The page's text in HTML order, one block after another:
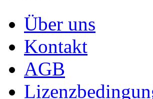
Über uns
Kontakt
AGB